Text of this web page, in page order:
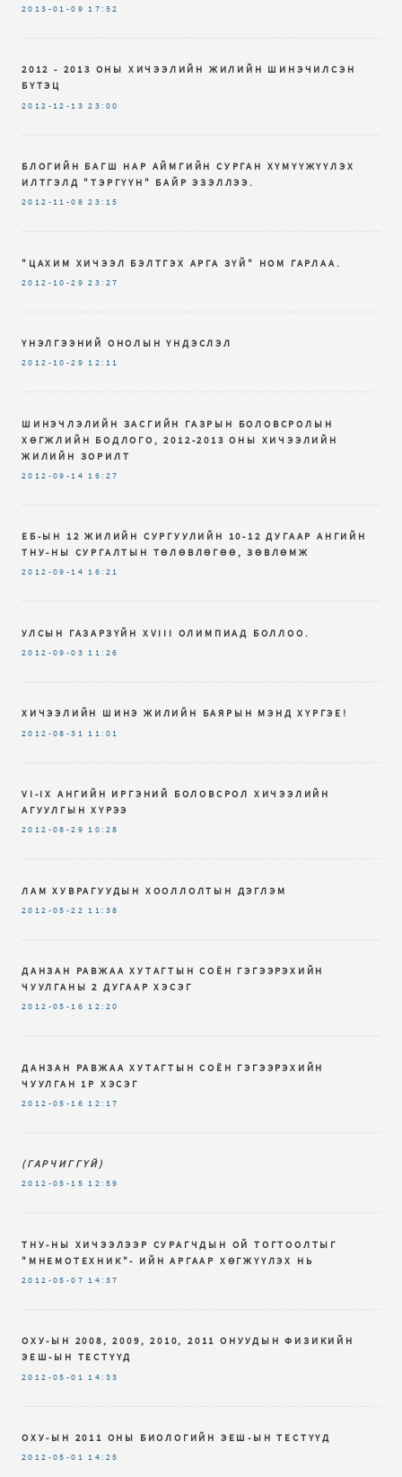
2013-01-09 17:52
2012 - 2013 ОНЫ ХИЧЭЭЛИЙН ЖИЛИЙН ШИНЭЧИЛСЭН
БҮТЭЦ
2012-12-13 23:00
БЛОГИЙН БАГШ НАР АЙМГИЙН СУРГАН ХҮМҮҮЖҮҮЛЭХ
ИЛТГЭЛД "ТЭРГҮҮН" БАЙР ЭЗЭЛЛЭЭ.
2012-11-08 23:15
"ЦАХИМ ХИЧЭЭЛ БЭЛТГЭХ АРГА ЗҮЙ" НОМ ГАРЛАА.
2012-10-29 23:27
ҮНЭЛГЭЭНИЙ ОНОЛЫН ҮНДЭСЛЭЛ
2012-10-29 12:11
ШИНЭЧЛЭЛИЙН ЗАСГИЙН ГАЗРЫН БОЛОВСРОЛЫН
ХӨГЖЛИЙН БОДЛОГО, 2012-2013 ОНЫ ХИЧЭЭЛИЙН
ЖИЛИЙН ЗОРИЛТ
2012-09-14 16:27
ЕБ-ЫН 12 ЖИЛИЙН СУРГУУЛИЙН 10-12 ДУГААР АНГИЙН
ТНУ-НЫ СУРГАЛТЫН ТӨЛӨВЛӨГӨӨ, ЗӨВЛӨМЖ
2012-09-14 16:21
УЛСЫН ГАЗАРЗҮЙН XVIII ОЛИМПИАД БОЛЛОО.
2012-09-03 11:26
ХИЧЭЭЛИЙН ШИНЭ ЖИЛИЙН БАЯРЫН МЭНД ХҮРГЭЕ!
2012-08-31 11:01
VI-IX AНГИЙН ИРГЭНИЙ БОЛОВСРОЛ ХИЧЭЭЛИЙН
АГУУЛГЫН ХҮРЭЭ
2012-08-29 10:28
ЛАМ ХУВРАГУУДЫН ХООЛЛОЛТЫН ДЭГЛЭМ
2012-05-22 11:38
ДАНЗАН РАВЖАА ХУТАГТЫН СОЁН ГЭГЭЭРЭХИЙН
ЧУУЛГАНЫ 2 ДУГААР ХЭСЭГ
2012-05-16 12:20
ДАНЗАН РАВЖАА ХУТАГТЫН СОЁН ГЭГЭЭРЭХИЙН
ЧУУЛГАН 1Р ХЭСЭГ
2012-05-16 12:17
(ГАРЧИГГҮЙ)
2012-05-15 12:59
ТНУ-НЫ ХИЧЭЭЛЭЭР СУРАГЧДЫН ОЙ ТОГТООЛТЫГ
"МНЕМОТЕХНИК"- ИЙН АРГААР ХӨГЖҮҮЛЭХ НЬ
2012-05-07 14:37
ОХУ-ЫН 2008, 2009, 2010, 2011 ОНУУДЫН ФИЗИКИЙН
ЭЕШ-ЫН ТЕСТҮҮД
2012-05-01 14:33
ОХУ-ЫН 2011 ОНЫ БИОЛОГИЙН ЭЕШ-ЫН ТЕСТҮҮД
2012-05-01 14:25